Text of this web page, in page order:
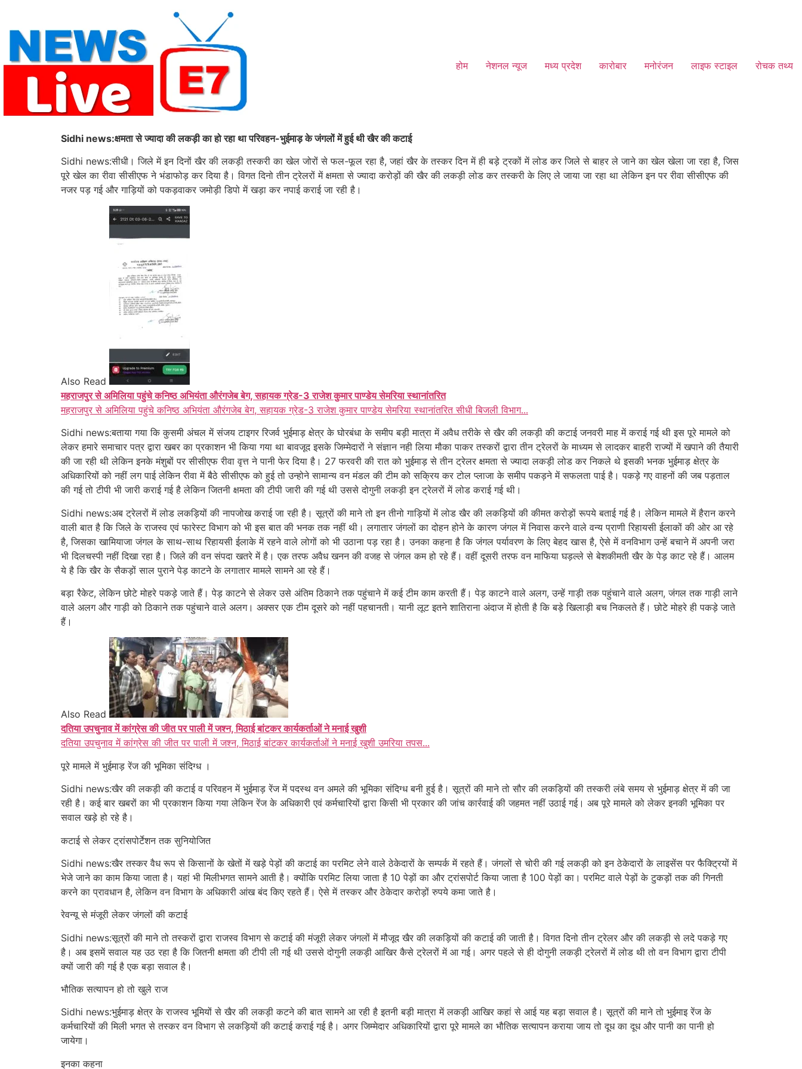
content
होम नेशनल न्यूज मध्य प्रदेश कारोबार मनोरंजन लाइफ स्टाइल रोचक तथ्य
Sidhi news:क्षमता से ज्यादा की लकड़ी का हो रहा था परिवहन-भुईमाड़ के जंगलों में हुई थी खैर की कटाई
Sidhi news:सीधी। जिले में इन दिनों खैर की लकड़ी तस्करी का खेल जोरों से फल-फूल रहा है, जहां खैर के तस्कर दिन में ही बड़े ट्रकों में लोड कर जिले से बाहर ले जाने का खेल खेला जा रहा है, जिस
पूरे खेल का रीवा सीसीएफ ने भंडाफोड़ कर दिया है। विगत दिनो तीन ट्रेलरों में क्षमता से ज्यादा करोड़ों की खैर की लकड़ी लोड कर तस्करी के लिए ले जाया जा रहा था लेकिन इन पर रीवा सीसीएफ की
नजर पड़ गई और गाड़ियों को पकड़वाकर जमोड़ी डिपो में खड़ा कर नपाई कराई जा रही है।
Also Read
महराजपुर से अमिलिया पहुंचे कनिष्ठ अभियंता औरंगजेब बेग, सहायक ग्रेड-3 राजेश कुमार पाण्डेय सेमरिया स्थानांतरित
महराजपुर से अमिलिया पहुंचे कनिष्ठ अभियंता औरंगजेब बेग, सहायक ग्रेड-3 राजेश कुमार पाण्डेय सेमरिया स्थानांतरित सीधी बिजली विभाग...
Sidhi news:बताया गया कि कुसमी अंचल में संजय टाइगर रिजर्व भुईमाड़ क्षेत्र के घोरबंधा के समीप बड़ी मात्रा में अवैध तरीके से खैर की लकड़ी की कटाई जनवरी माह में कराई गई थी इस पूरे मामले को
लेकर हमारे समाचार पत्र द्वारा खबर का प्रकाशन भी किया गया था बावजूद इसके जिम्मेदारों ने संज्ञान नही लिया मौका पाकर तस्करों द्वारा तीन ट्रेलरों के माध्यम से लादकर बाहरी राज्यों में खपाने की तैयारी
की जा रही थी लेकिन इनके मंशुबों पर सीसीएफ रीवा वृत्त ने पानी फेर दिया है। 27 फरवरी की रात को भुईमाड़ से तीन ट्रेलर क्षमता से ज्यादा लकड़ी लोड कर निकले थे इसकी भनक भुईमाड़ क्षेत्र के
अधिकारियों को नहीं लग पाई लेकिन रीवा में बैठे सीसीएफ को हुई तो उन्होने सामान्य वन मंडल की टीम को सक्रिय कर टोल प्लाजा के समीप पकड़ने में सफलता पाई है। पकड़े गए वाहनों की जब पड़ताल
की गई तो टीपी भी जारी कराई गई है लेकिन जितनी क्षमता की टीपी जारी की गई थी उससे दोगुनी लकड़ी इन ट्रेलरों में लोडकराई गई थी।
Sidhi news:अब ट्रेलरों में लोड लकड़ियों की नापजोख कराई जा रही है। सूत्रों की माने तो इन तीनो गाड़ियों में लोड खैर की लकड़ियों की कीमत करोड़ों रूपये बताई गई है। लेकिन मामले में हैरान करने
वाली बात है कि जिले के राजस्व एवं फारेस्ट विभाग को भी इस बात की भनक तक नहीं थी। लगातारजंगलों का दोहन होने के कारण जंगल में निवास करने वाले वन्य प्राणी रिहायसी ईलाकों की ओर आ रहे
है, जिसका खामियाजा जंगल के साथ-साथ रिहायसी ईलाके में रहने वाले लोगों को भी उठाना पड़ रहा है। उनका कहना है कि जंगल पर्यावरण के लिए बेहद खास है, ऐसे में वनविभाग उन्हें बचाने में अपनी जरा
भी दिलचस्पी नहीं दिखा रहा है। जिले की वन संपदा खतरे में है। एक तरफ अवैध खनन की वजह से जंगल कम हो रहे हैं। वहीं दूसरी तरफ वन माफिया घड़ल्ले से बेशकीमती खैर के पेड़ काट रहे हैं। आलम
ये है कि खैर के सैकड़ों साल पुराने पेड़ काटने के लगातार मामले सामने आ रहे हैं।
बड़ा रैकेट, लेकिन छोटे मोहरे पकड़े जाते हैं। पेड़ काटने से लेकर उसे अंतिम ठिकाने तक पहुंचाने में कई टीम काम करती हैं। पेड़ काटने वाले अलग, उन्हें गाड़ी तक पहुंचाने वाले अलग, जंगलतक गाड़ी लाने
वाले अलग और गाड़ी को ठिकाने तक पहुंचाने वाले अलग। अक्सर एक टीम दूसरे को नहीं पहचानती। यानी लूट इतने शातिराना अंदाज में होती है कि बड़े खिलाड़ी बच निकलते हैं। छोटे मोहरे ही पकड़े जाते
हैं।
Also Read
दतिया उपचुनाव में कांग्रेस की जीत पर पाली में जश्न, मिठाई बांटकर कार्यकर्ताओं ने मनाई खुशी
दतिया उपचुनाव में कांग्रेस की जीत पर पाली में जश्न, मिठाई बांटकर कार्यकर्ताओं ने मनाई खुशी उमरिया तपस...
पूरे मामले में भुईमाड़ रेंजकी भूमिका संदिग्ध ।
Sidhi news:खैर की लकड़ी की कटाई व परिवहन में भुईमाड़ रेंज में पदस्थ वन अमले की भूमिका संदिग्ध बनी हुई है। सूत्रों की माने तो सौर की लकड़ियों की तस्करी लंबे समय से भुईमाड़ क्षेत्र में की जा
रही है। कई बार खबरों का भी प्रकाशन किया गया लेकिन रेंज के अधिकारी एवं कर्मचारियों द्वारा किसी भी प्रकार की जांच कार्रवाई की जहमत नहीं उठाई गई। अब पूरे मामले को लेकर इनकी भूमिका पर
सवाल खड़े हो रहे है।
कटाई से लेकर ट्रांसपोर्टेशन तक सुनियोजित
Sidhi news:खैर तस्कर वैध रूप से किसानों के खेतों में खड़े पेड़ों की कटाई का परमिट लेने वाले ठेकेदारों के सम्पर्क में रहते हैं। जंगलों से चोरी की गई लकड़ी को इन ठेकेदारों के लाइसेंस पर फैक्ट्रियों में
भेजे जाने का काम किया जाता है। यहां भी मिलीभगत सामने आती है। क्योंकि परमिट लिया जाता है 10 पेड़ों का और ट्रांसपोर्ट किया जाता है 100 पेड़ों का। परमिट वाले पेड़ों के टुकड़ों तक की गिनती
करने का प्रावधान है, लेकिन वन विभाग के अधिकारी आंख बंद किए रहते हैं। ऐसे में तस्कर और ठेकेदार करोड़ों रुपये कमा जाते है।
रेवन्यू से मंजूरी लेकर जंगलों की कटाई
Sidhi news:सूत्रों की माने तो तस्करों द्वारा राजस्व विभाग से कटाई की मंजूरी लेकर जंगलों में मौजूद खैर की लकड़ियों की कटाई की जाती है। विगत दिनो तीन ट्रेलर और की लकड़ी से लदे पकड़े गए
है। अब इसमें सवाल यह उठ रहा है कि जितनी क्षमता की टीपी ली गई थी उससे दोगुनी लकड़ी आखिर कैसे ट्रेलरों में आ गई। अगर पहले से ही दोगुनी लकड़ी ट्रेलरों में लोड थी तो वन विभाग द्वारा टीपी
क्यों जारी की गई है एक बड़ा सवाल है।
भौतिक सत्यापन हो तो खुले राज
Sidhi news:भुईमाड़ क्षेत्र के राजस्व भूमियों से खैर की लकड़ी कटने की बात सामने आ रही है इतनी बड़ी मात्रा में लकड़ी आखिर कहां से आई यह बड़ा सवाल है। सूत्रों की माने तो भुईमाइ रेंज के
कर्मचारियों की मिली भगत से तस्कर वन विभाग से लकड़ियों की कटाई कराई गई है। अगर जिम्मेदार अधिकारियों द्वारा पूरे मामले का भौतिक सत्यापन कराया जाय तो दूध का दूध और पानी का पानी हो
जायेगा।
इनका कहना